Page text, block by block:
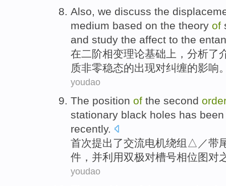
Also, we discuss the
medium based on the theory of
and study the affect to the
在二 阶相变理论基础 上， 分析了
质非零稳态的出现对纠缠的影响
youdao
The position of the second
stationary black holes has
recently.
首次提出了交流电机绕组△／带
件，并利用双极对槽号相位图对
youdao